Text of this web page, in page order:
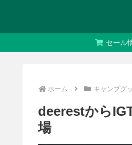
セール
ホーム キャンプグ
deerestから
場